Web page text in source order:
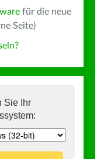
für die neue
Seite)
Sie Ihr